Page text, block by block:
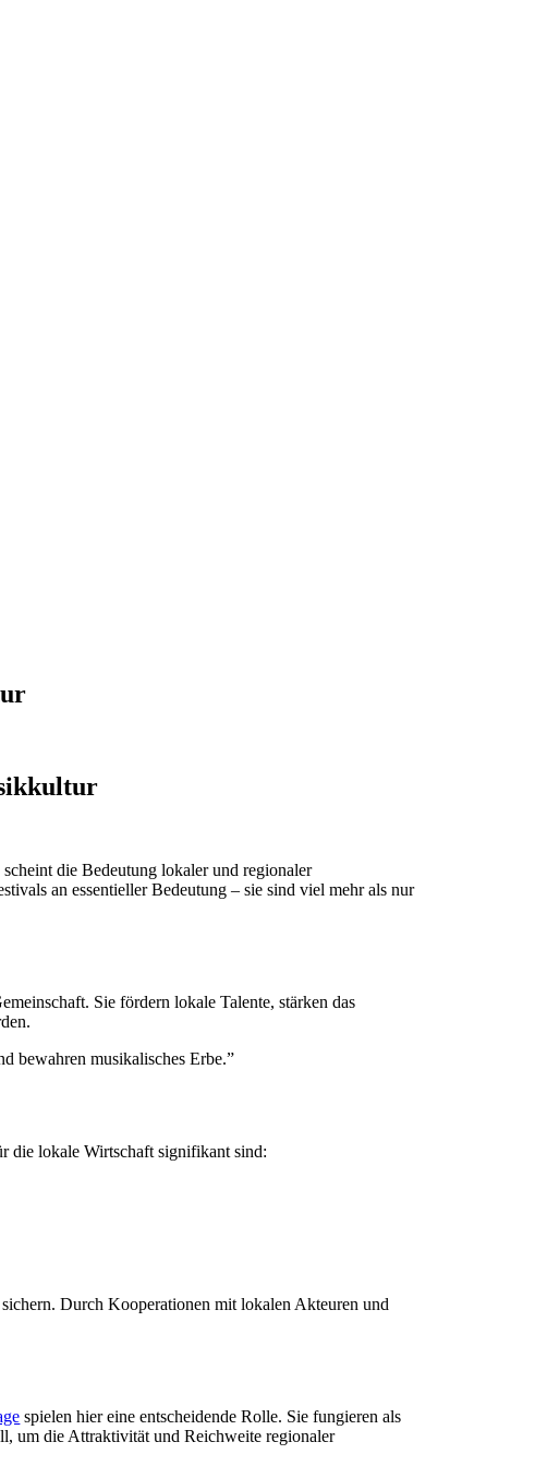
die Bedeutung lokaler und regionaler
an essentieller Bedeutung – sie sind viel mehr als nur
Sie fördern lokale Talente, stärken das
bewahren musikalisches Erbe.”
die lokale Wirtschaft signifikant sind:
Durch Kooperationen mit lokalen Akteuren und
spielen hier eine entscheidende Rolle. Sie fungieren als
um die Attraktivität und Reichweite regionaler